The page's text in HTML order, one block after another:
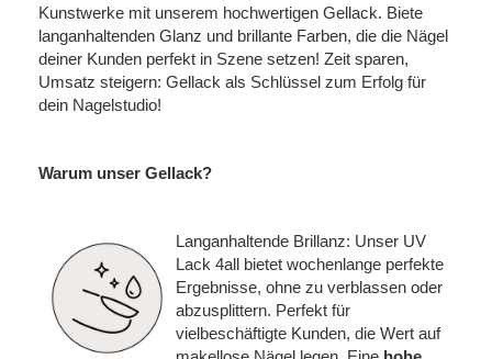
Kunstwerke mit unserem hochwertigen Gellack. Biete
langanhaltenden Glanz und brillante Farben, die die Nägel
deiner Kunden perfekt in Szene setzen! Zeit sparen,
Umsatz steigern: Gellack als Schlüssel zum Erfolg für
dein Nagelstudio!
Warum unser Gellack?
Langanhaltende Brillanz: Unser UV
Lack 4all bietet wochenlange perfekte
Ergebnisse, ohne zu verblassen oder
abzusplittern. Perfekt für
vielbeschäftigte Kunden, die Wert auf